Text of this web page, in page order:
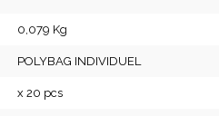
0,079 Kg
POLYBAG INDIVIDUEL
x 20 pcs